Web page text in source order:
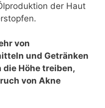
der Haut
von
und Getränken
Höhe treiben,
von Akne